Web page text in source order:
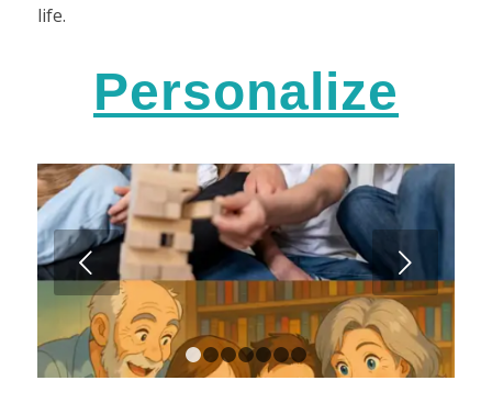
life.
Personalize
Next
1 2 3 4 5 6 7